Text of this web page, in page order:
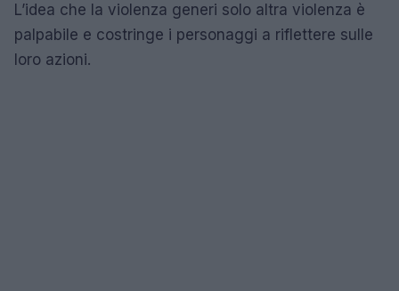
L’idea che la violenza generi solo altra violenza è
palpabile e costringe i personaggi a riflettere sulle
loro azioni.